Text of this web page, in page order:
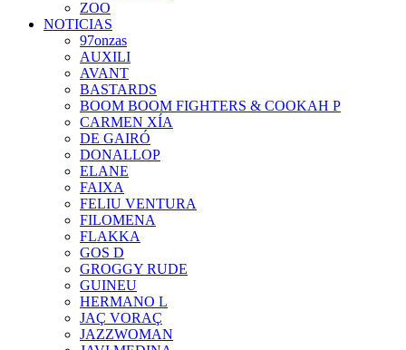
ZOO
NOTICIAS
97onzas
AUXILI
AVANT
BASTARDS
BOOM BOOM FIGHTERS & COOKAH P
CARMEN XÍA
DE GAIRÓ
DONALLOP
ELANE
FAIXA
FELIU VENTURA
FILOMENA
FLAKKA
GOS D
GROGGY RUDE
GUINEU
HERMANO L
JAÇ VORAÇ
JAZZWOMAN